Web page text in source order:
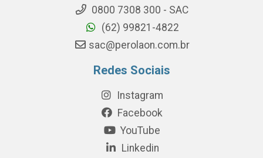
0800 7308 300 - SAC
(62) 99821-4822
sac@perolaon.com.br
Redes Sociais
Instagram
Facebook
YouTube
Linkedin